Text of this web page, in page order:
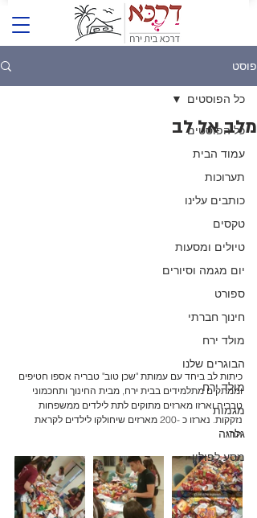
פוסט
כל הפוסטים
עמוד הבית
תערוכות
כותבים עלינו
טקסים
טיולים ומסעות
יום מגמה וסיורים
ספורט
חינוך חברתי
מולד ירח
הבוגרים שלנו
מולד ירח
מגמות
גלריה
מסע לפולין
כל הפוסטים
מלב אל לב
כיתות לב ביחד עם עמותת "שכן טוב" טבריה אספו חטיפים
וממתקים מתלמידים בבית ירח, מבית החינוך ותחכמוני
טבריה וארזו מארזים מתוקים לתת לילדים ממשפחות
נזקקות. נארזו כ -200 מארזים שיחולקו לילדים לקראת
החג.